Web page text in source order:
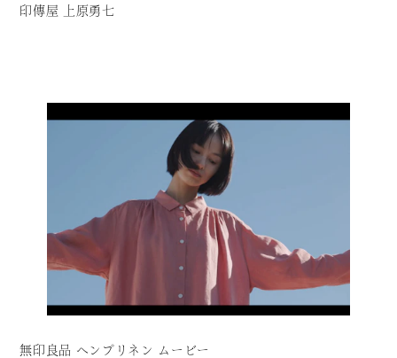
印傳屋 上原勇七
無印良品 ヘンプリネン ムービー